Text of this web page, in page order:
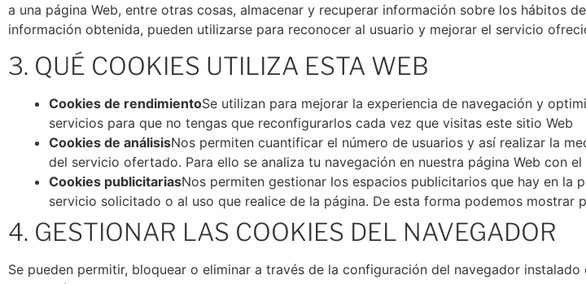
a una página Web, entre otras cosas, almacenar y recuperar información sobre los hábitos
información obtenida, pueden utilizarse para reconocer al usuario y mejorar el servicio
3. QUÉ COOKIES UTILIZA ESTA WEB
Cookies de rendimientoSe utilizan para mejorar la experiencia de navegación y
servicios para que no tengas que reconfigurarlos cada vez que visitas este sitio Web
Cookies de análisisNos permiten cuantificar el número de usuarios y así realizar la
del servicio ofertado. Para ello se analiza tu navegación en nuestra página Web con
Cookies publicitariasNos permiten gestionar los espacios publicitarios que hay en la
servicio solicitado o al uso que realice de la página. De esta forma podemos mostrar
4. GESTIONAR LAS COOKIES DEL NAVEGADOR
Se pueden permitir, bloquear o eliminar a través de la configuración del navegador